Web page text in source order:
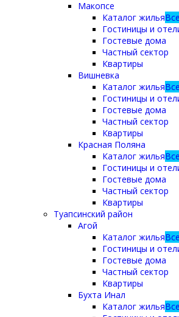
Макопсе
Каталог жилья
Гостиницы и
Гостевые дома
Частный сектор
Квартиры
Вишневка
Каталог жилья
Гостиницы и
Гостевые дома
Частный сектор
Квартиры
Красная Поляна
Каталог жилья
Гостиницы и
Гостевые дома
Частный сектор
Квартиры
Туапсинский район
Агой
Каталог жилья
Гостиницы и
Гостевые дома
Частный сектор
Квартиры
Бухта Инал
Каталог жилья